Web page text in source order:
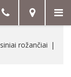
rožančiai